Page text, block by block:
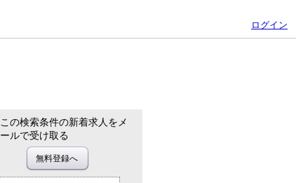
ログイン
この検索条件の新着求人をメ
ールで受け取る